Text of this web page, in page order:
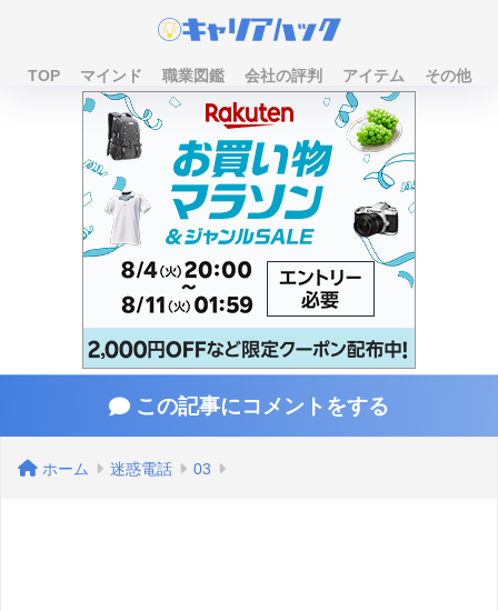
TOP マインド 職業図鑑 会社の評判 アイテム その他
この記事にコメントをする
ホーム 迷惑電話 03